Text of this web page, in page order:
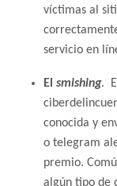
víctimas al
servicio en
El smishing.
conocida y
o telegram
premio.
algún tipo de